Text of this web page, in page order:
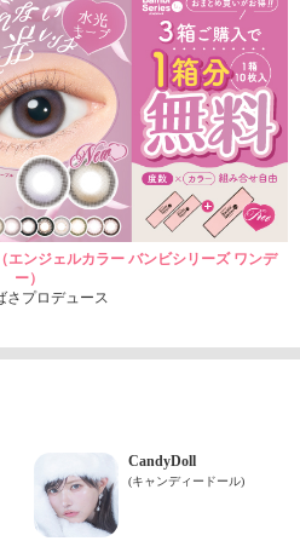
ンジェルカラー バンビシリーズ ワンデ
ー）
さプロデュース